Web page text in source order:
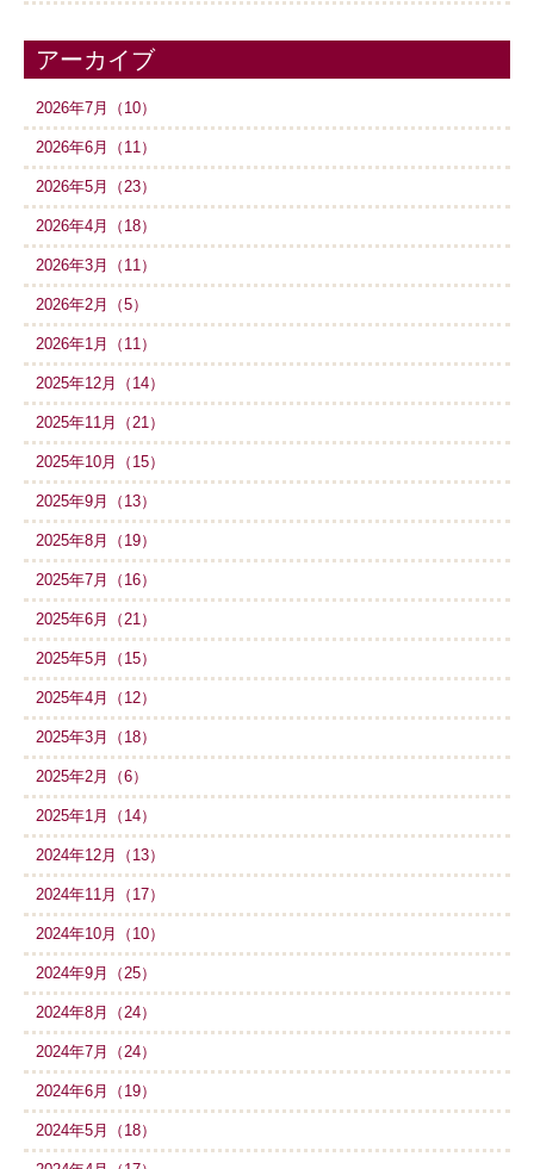
アーカイブ
2026年7月（10）
2026年6月（11）
2026年5月（23）
2026年4月（18）
2026年3月（11）
2026年2月（5）
2026年1月（11）
2025年12月（14）
2025年11月（21）
2025年10月（15）
2025年9月（13）
2025年8月（19）
2025年7月（16）
2025年6月（21）
2025年5月（15）
2025年4月（12）
2025年3月（18）
2025年2月（6）
2025年1月（14）
2024年12月（13）
2024年11月（17）
2024年10月（10）
2024年9月（25）
2024年8月（24）
2024年7月（24）
2024年6月（19）
2024年5月（18）